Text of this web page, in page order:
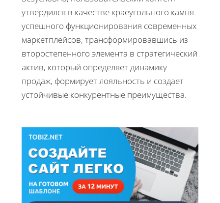
утвердился в качестве краеугольного камня
успешного функционирования современных
маркетплейсов, трансформировавшись из
второстепенного элемента в стратегический
актив, который определяет динамику
продаж, формирует лояльность и создает
устойчивые конкурентные преимущества.